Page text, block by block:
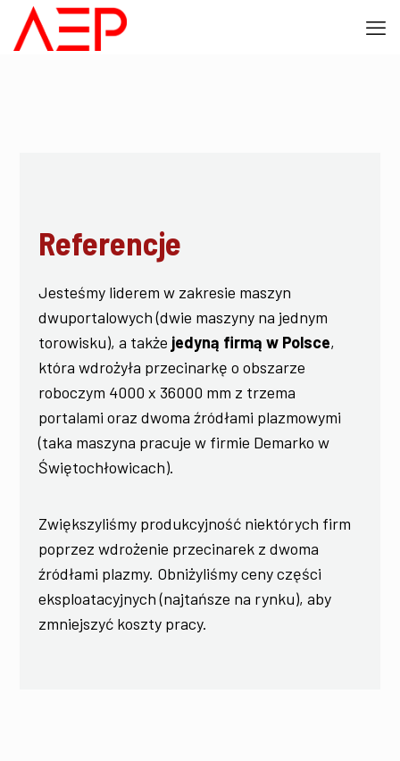
Referencje
Jesteśmy liderem w zakresie maszyn
dwuportalowych (dwie maszyny na jednym
torowisku), a także jedyną firmą w Polsce,
która wdrożyła przecinarkę o obszarze
roboczym 4000 x 36000 mm z trzema
portalami oraz dwoma źródłami plazmowymi
(taka maszyna pracuje w firmie Demarko w
Świętochłowicach).
Zwiększyliśmy produkcyjność niektórych firm
poprzez wdrożenie przecinarek z dwoma
źródłami plazmy. Obniżyliśmy ceny części
eksploatacyjnych (najtańsze na rynku), aby
zmniejszyć koszty pracy.